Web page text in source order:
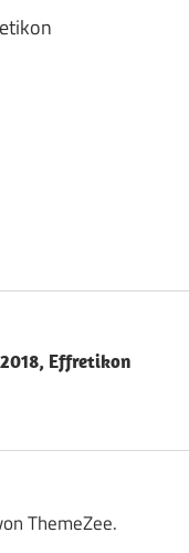
Effretikon
ThemeZee.